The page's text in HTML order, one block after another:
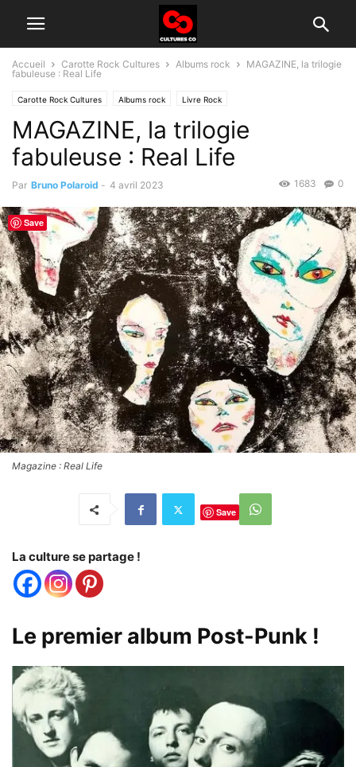
Accueil Carotte Rock Cultures Albums rock
MAGAZINE, la trilogie
fabuleuse : Real Life
Carotte Rock Cultures Albums rock Livre Rock
Groupes rock d'aujourd'hui Histoire du rock
MAGAZINE, la trilogie
fabuleuse : Real Life
Par Bruno Polaroid - 4 avril 2023 0
1683
Magazine : Real Life
Save
La culture se partage !
Le premier album Post-Punk !
Save